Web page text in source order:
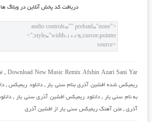
دريافت کد پخش آنلاين در وبلاگ ها
Download New Music Remix Afshin Azari Sani Yar
,
ریمیکس شده افشین آذری بنام سنی یار ,دانلود ریمیکس,
به نام سنی یار ,دانلود ریمیکس افشین آذری سنی یار ,
آذری, متن آهنگ ریمیکس سنی یار از افشین آذری